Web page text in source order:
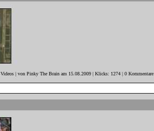
Videos | von Pinky The Brain am 15.08.2009 | Klicks: 1274 | 0 Kommentare